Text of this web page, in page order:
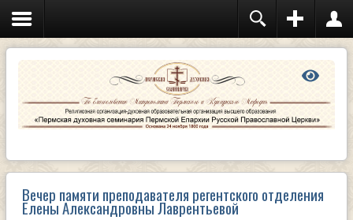
Вечер памяти преподавателя регентского отделения
Елены Александровны Лаврентьевой